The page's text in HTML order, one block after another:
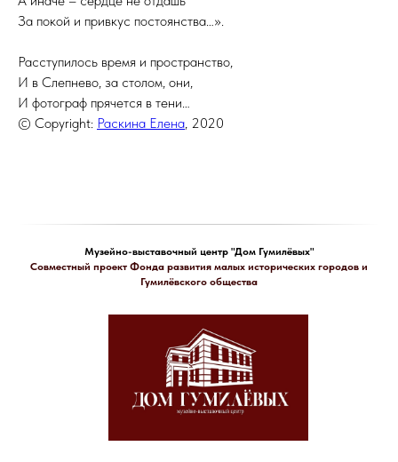
За покой и привкус постоянства…».
Расступилось время и пространство,
И в Слепнево, за столом, они,
И фотограф прячется в тени…
© Copyright: Раскина Елена, 2020
Музейно-выставочный центр "Дом Гумилёвых"
Совместный проект Фонда развития малых исторических городов и
Гумилёвского общества